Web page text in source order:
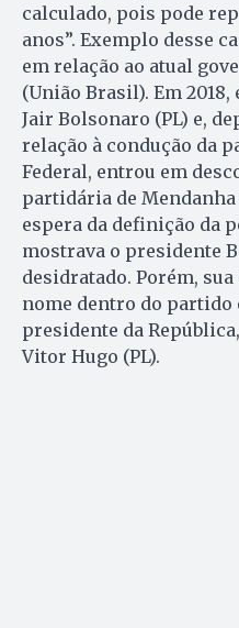
calculado, pois pode
anos”. Exemplo desse
em relação ao atual
(União Brasil). Em
Jair Bolsonaro (PL) e,
relação à condução da
Federal, entrou em
partidária de Mendanha
espera da definição da
mostrava o presidente
desidratado. Porém,
nome dentro do partido
presidente da
Vitor Hugo (PL).